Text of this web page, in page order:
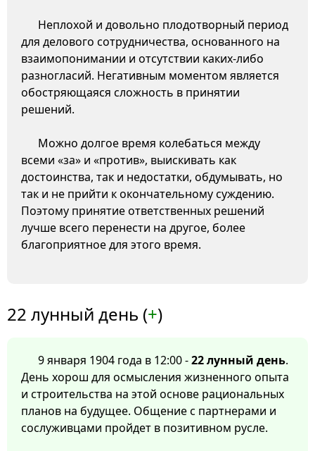
Неплохой и довольно плодотворный период
для делового сотрудничества, основанного на
взаимопонимании и отсутствии каких-либо
разногласий. Негативным моментом является
обостряющаяся сложность в принятии
решений.
Можно долгое время колебаться между
всеми «за» и «против», выискивать как
достоинства, так и недостатки, обдумывать, но
так и не прийти к окончательному суждению.
Поэтому принятие ответственных решений
лучше всего перенести на другое, более
благоприятное для этого время.
22 лунный день (+)
9 января 1904 года в 12:00 -22 лунный день.
День хорош для осмысления жизненного опыта
и строительства на этой основе рациональных
планов на будущее. Общение с партнерами и
сослуживцами пройдет в позитивном русле.